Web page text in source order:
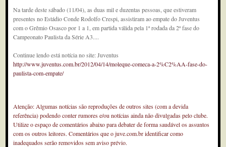
Na tarde deste sábado (11/04), as duas mil e duzentas pessoas, que estiveram
presentes no Estádio Conde Rodolfo Crespi, assistiram ao empate do Juventus
com o Grêmio Osasco por 1 a 1, em partida válida pela 1ª rodada da 2ª fase do
Campeonato Paulista da Série A3....
Continue lendo está notícia no site: Juventus
http://www.juventus.com.br/2012/04/14/moleque-comeca-a-2%C2%AA-fase-do-
paulista-com-empate/
Atenção: Algumas notícias são reproduções de outros sites (com a devida
referência) podendo conter rumores e/ou notícias ainda não divulgadas pelo clube.
Utilize o espaço de comentários abaixo para debater de forma saudável os assuntos
com os outros leitores. Comentários que o juve.com.br identificar como
inadequados serão removidos sem aviso prévio.